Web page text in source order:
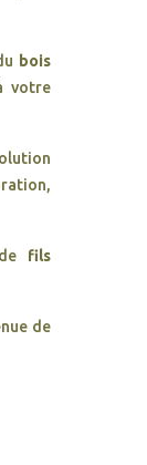
bois
votre
fils
de